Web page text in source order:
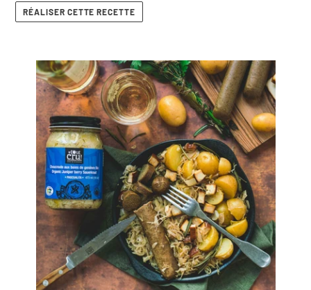
RÉALISER CETTE RECETTE